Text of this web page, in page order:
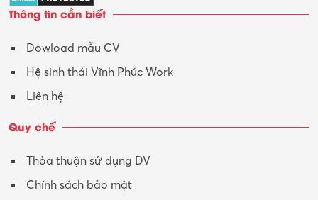
Tư vấn
Tư vấn – Kiến trúc
Thông tin cần biết
Dowload mẫu CV
Hệ sinh thái Vĩnh Phúc Work
Liên hệ
Quy chế
Thỏa thuận sử dụng DV
Chính sách bảo mật